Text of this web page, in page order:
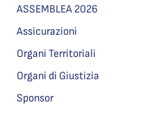
ASSEMBLEA 2026
Assicurazioni
Organi Territoriali
Organi di Giustizia
Sponsor